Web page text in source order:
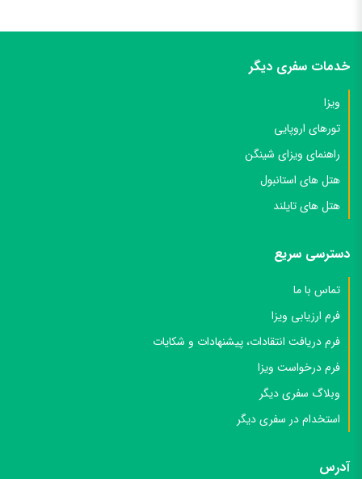
خدمات سفری دیگر
ویزا
تورهای اروپایی
راهنمای ویزای شینگن
هتل های استانبول
هتل های تایلند
دسترسی سریع
تماس با ما
فرم ارزیابی ویزا
فرم دریافت انتقادات، پیشنهادات و شکایات
فرم درخواست ویزا
وبلاگ سفری دیگر
استخدام در سفری دیگر
آدرس